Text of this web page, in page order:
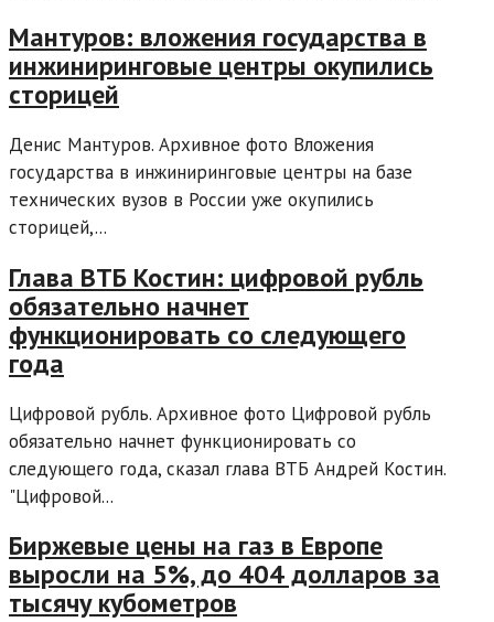
Мантуров: вложения государства в
инжиниринговые центры окупились
сторицей
Денис Мантуров. Архивное фото Вложения
государства в инжиниринговые центры на базе
технических вузов в России уже окупились
сторицей,...
Глава ВТБ Костин: цифровой рубль
обязательно начнет
функционировать со следующего
года
Цифровой рубль. Архивное фото Цифровой рубль
обязательно начнет функционировать со
следующего года, сказал глава ВТБ Андрей Костин.
"Цифровой...
Биржевые цены на газ в Европе
выросли на 5%, до 404 долларов за
тысячу кубометров